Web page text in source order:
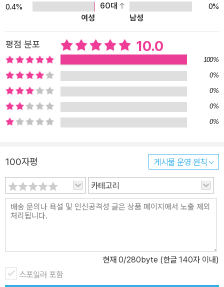
도 크지요. 이 책은 그렇게 오감을 자극하는 즐거운 요리 체험을 고스
란히 담고 있습니다. 무엇보다 비빔밥의 색을 중심으로 구성해 보는
푸른색 즉 전통적인 오방색이 모두 들어있는 화려하고 아름다운 음식
입니다. 이 책은 하얀색 밥부터 초록색 야채, 노란색 달걀, 빨간색 고
추장과 까만색 김까지 각각의 색감을 장면마다 최대한 살려 시각적인
즐거움이 큽니다. 그리고 책 자체를 비빔밥을 만드는 하나의 과정으
로 구성해, 만드는 중의 소리와 냄새, 촉감도 상상하고 즐길 수 있도록
했습니다. 요리를 좋아하는 요리요정이라는 캐릭터 덕분에 비빔밥을
리며 바람을 불고, 해님 같은 노란 달걀을 보며 우주에 간 상상도 해
봅니다. 까만 김을 뿌릴 때는 바다도 떠올려 보고요. 글에서는 비빔밥
만드는 과정을 이야기하고, 그림은 장면을 있는 그대로 보여주는 대
신 재료의 모양이나 색, 느낌에 따라 맘껏 상상할 수 있는 자리를 만든
것입니다. 책을 보는 어린 독자들은 요리요정 라쿠쿠와 함께 보고, 듣
한 색다른 일러스트의 요리 그림책 이 책은 요리 그림책이라는 성격
에 꼭 맞는 그림으로 보는 즐거움도 무척 큽니다. 요리라는 소재의 특
0.4%
60대
0%
여성
남성
평점 분포 10.0
100%
0%
0%
0%
0%
100자평 게시물 운영 원칙
카테고리
현재 0/280byte (한글 140자 이내)
스포일러 포함